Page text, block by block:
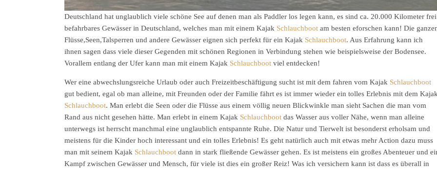
Deutschland hat unglaublich viele schöne See auf denen man als Paddler los legen kann, es sind ca. 20.000 Kilometer frei
befahrbares Gewässer in Deutschland, welches man mit einem Kajak Schlauchboot am besten eforschen kann! Die
Flüsse,Seen,Talsperren und andere Gewässer eignen sich perfekt für ein Kajak Schlauchboot. Aus Erfahrung kann ich
ihnen sagen dass viele dieser Gegenden mit schönen Regionen in Verbindung stehen wie beispielsweise der Bodensee.
Vorallem entlang der Ufer kann man mit einem Kajak Schlauchboot viel entdecken!
Wer eine abwechslungsreiche Urlaub oder auch Freizeitbeschäftigung sucht ist mit dem fahren vom Kajak Schlauchboot
gut bedient, egal ob man alleine, mit Freunden oder der Familie fährt es ist immer wieder ein tolles Erlebnis mit dem
Schlauchboot. Man erlebt die Seen oder die Flüsse aus einem völlig neuen Blickwinkle man sieht Sachen die man vom
Rand aus nicht gesehen hätte. Man erlebt in einem Kajak Schlauchboot das Wasser aus voller Nähe, wenn man alleine
unterwegs ist herrscht manchmal eine unglaublich entspannte Ruhe. Die Natur und Tierwelt ist besonderst erholsam und
meistens für die Kinder hoch interessant und ein tolles Erlebnis! Es geht natürlich auch mit etwas mehr Action dazu muss
man mit seinem Kajak Schlauchboot dann in stark fließende Gewässer gehen. Es ist meistens ein großes Abenteuer und
Kampf zwischen Gewässer und Mensch, für viele ist dies ein großer Reiz! Was ich versichern kann ist dass es überall in